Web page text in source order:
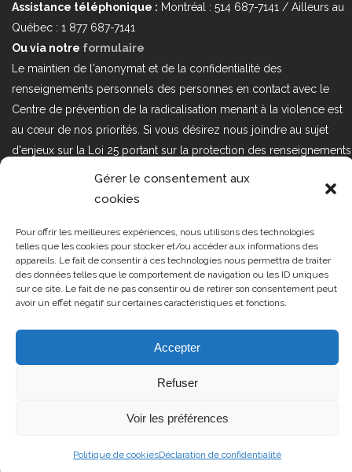
Gérer le consentement aux
cookies
Pour offrir les meilleures expériences, nous utilisons des technologies
telles que les cookies pour stocker et/ou accéder aux informations des
appareils. Le fait de consentir à ces technologies nous permettra de traiter
des données telles que le comportement de navigation ou les ID uniques
sur ce site. Le fait de ne pas consentir ou de retirer son consentement peut
avoir un effet négatif sur certaines caractéristiques et fonctions.
Accepter
Refuser
Voir les préférences
Politique de cookiesDéclaration de confidentialité
Assistance téléphonique : Montréal : 514 687-7141 / Ailleurs au
Québec : 1 877 687-7141
Ou via notre formulaire
Le maintien de l'anonymat et de la confidentialité des
renseignements personnels des personnes en contact avec le
Centre de prévention de la radicalisation menant à la violence est
au cœur de nos priorités. Si vous désirez nous joindre au sujet
d'enjeux sur la Loi 25 portant sur la protection des renseignements
personnels dans le secteur privé, veuillez communiquer avec
nous à l'adresse courriel suivant : loi25@cprmv.org Pour en savoir
Tous droits réservés @2019 CPRMV
| Centre de prévention de la
radicalisation menant à la violence
(CPRMV)